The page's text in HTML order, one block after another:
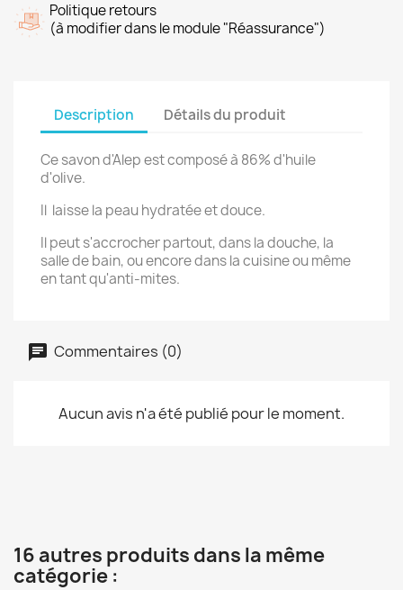
Politique retours
(à modifier dans le module "Réassurance")
Description Détails du produit
Ce savon d'Alep est composé à 86% d'huile
d'olive.
Il laisse la peau hydratée et douce.
Il peut s'accrocher partout, dans la douche, la
salle de bain, ou encore dans la cuisine ou même
en tant qu'anti-mites.
Commentaires (0)
Aucun avis n'a été publié pour le moment.
16 autres produits dans la même
catégorie :